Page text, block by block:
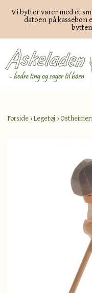
Vi bytter varer med et
datoen på kassebon
Forside ›Legetøj ›